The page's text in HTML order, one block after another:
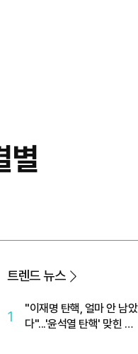
별
트렌드 뉴스
1
"이재명 탄핵, 얼마 안 남았
다"...'윤석열 탄핵' 맞힌 무